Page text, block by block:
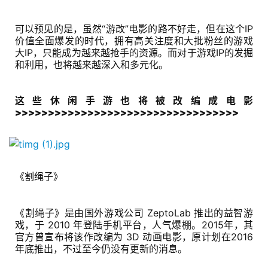
文
(
中
国
可以预见的是，虽然“游改”电影的路不好走，但在这个IP
价值全面爆发的时代，拥有高关注度和大批粉丝的游戏
大IP，只能成为越来越抢手的资源。而对于游戏IP的发掘
和利用，也将越来越深入和多元化。
这些休闲手游也将被改编成电影
>>>>>>>>>>>>>>>>>>>>>>>>>>>>>>>>>>
《割绳子》
《割绳子》是由国外游戏公司 ZeptoLab 推出的益智游
戏，于 2010 年登陆手机平台，人气爆棚。2015年，其
官方曾宣布将该作改编为 3D 动画电影，原计划在2016
年底推出，不过至今仍没有更新的消息。